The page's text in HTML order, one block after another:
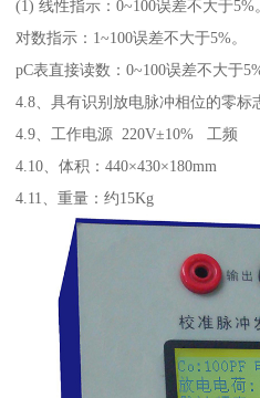
(1) 线性指示：0~100误差不大于5%
对数指示：1~100误差不大于5%。
pC表直接读数：0~100误差不大于5%
4.8、具有识别放电脉冲相位的零标
4.9、工作电源 220V±10% 工频
4.10、体积：440×430×180mm
4.11、重量：约15Kg